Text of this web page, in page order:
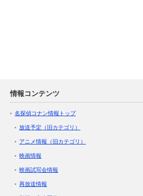
情報コンテンツ
名探偵コナン情報トップ
放送予定（旧カテゴリ）
アニメ情報（旧カテゴリ）
映画情報
映画試写会情報
再放送情報